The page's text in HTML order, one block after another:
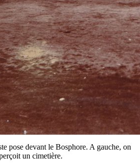
pose devant le Bosphore. A gauche, on
un cimetière.